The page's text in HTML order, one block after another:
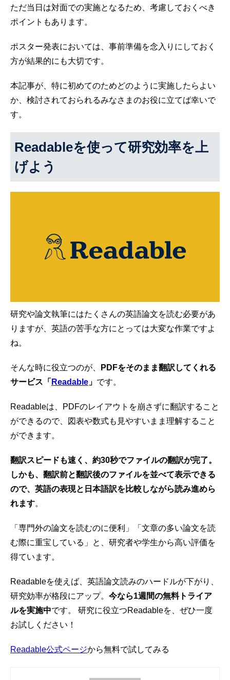
ただ当日は対面での実施となるため、考慮しておくべき
ポイントもあります。
ポスター発表においては、事前準備を念入りにしておく
方が結果的にも大切です。
本記事が、特に初めてのためどのように実施したらよい
か、検討されておられるみなさまのお役に立てば幸いで
す。
Readableを使って研究効率を上
げよう
研究や論文執筆にはたくさんの英語論文を読む必要があ
りますが、英語の苦手な方にとっては大変な作業ですよ
ね。
そんな時に役立つのが、
PDFをそのまま翻訳してくれる
サービス「 Readable 」 です。
Readableは、PDFのレイアウトを崩さずに翻訳すること
ができるので、図表や数式も見やすいまま理解すること
ができます。
翻訳スピードも速く、約30秒でファイルの翻訳が完了。
しかも、翻訳前と翻訳後のファイルを並べて表示できる
ので、英語の表現と日本語訳を比較しながら読み進めら
れます。
「専門外の論文を読むのに便利」「文章の多い論文を読
む際に重宝している」と、研究者や学生から高い評価を
得ています。
Readableを使えば、英語論文読みのハードルが下がり、
研究効率が格段にアップ。 今なら1週間の無料トライア
ルを実施中です。 研究に役立つReadableを、ぜひ一度
お試しください！
Readable公式ページから無料で試してみる